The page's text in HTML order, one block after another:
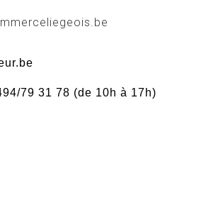
79 31 78 (de 10h à 17h)